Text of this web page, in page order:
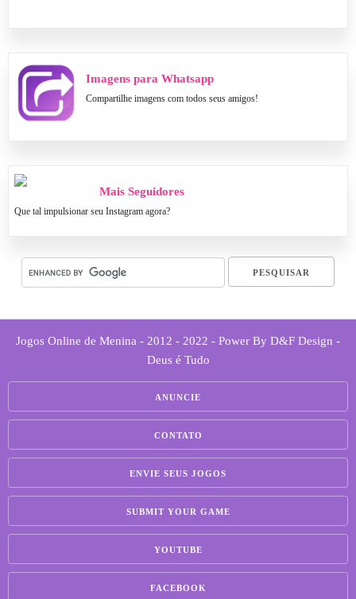
Imagens para Whatsapp
Compartilhe imagens com todos seus amigos!
Mais Seguidores
Que tal impulsionar seu Instagram agora?
Jogos Online de Menina - 2012 - 2022 - Power By D&F Design -
Deus é Tudo
ANUNCIE
CONTATO
ENVIE SEUS JOGOS
SUBMIT YOUR GAME
YOUTUBE
FACEBOOK